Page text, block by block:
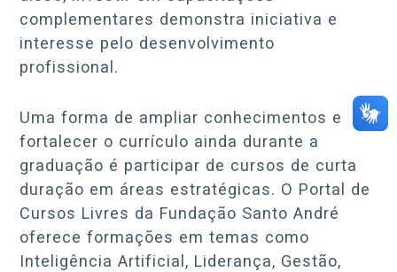
complementares demonstra iniciativa e
interesse pelo desenvolvimento
profissional.
Uma forma de ampliar conhecimentos e
fortalecer o currículo ainda durante a
graduação é participar de cursos de curta
duração em áreas estratégicas. O Portal de
Cursos Livres da Fundação Santo André
oferece formações em temas como
Inteligência Artificial, Liderança, Gestão,